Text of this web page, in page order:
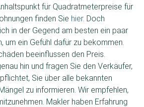
für Quadratmeterpreise für
finden Sie hier. Doch
in der Gegend am besten ein paar
um ein Gefühl dafür zu bekommen.
beeinflussen den Preis.
hin und fragen Sie den Verkäufer,
Sie über alle bekannten
zu informieren. Wir empfehlen,
Makler haben Erfahrung